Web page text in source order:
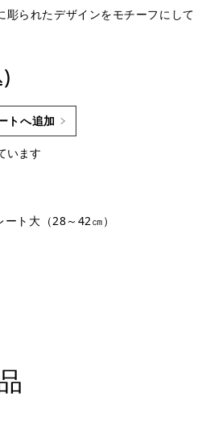
彫られたデザインをモチーフにして
トへ追加
います
ート大（28～42㎝）